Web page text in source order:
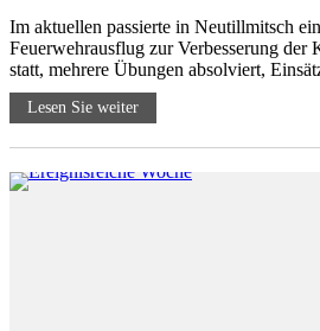
Im aktuellen passierte in Neutillmitsch
Feuerwehrausflug zur Verbesserung der
statt, mehrere Übungen absolviert,
Lesen Sie weiter